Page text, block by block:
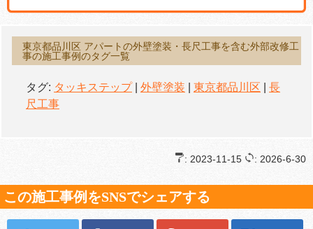
東京都品川区 アパートの外壁塗装・長尺工事を含む外部改修工
事の施工事例のタグ一覧
タグ: タッキステップ| 外壁塗装 東京都品川区
長
尺工事
: 2023-11-15 : 2026-6-30
この施工事例をSNSでシェアする